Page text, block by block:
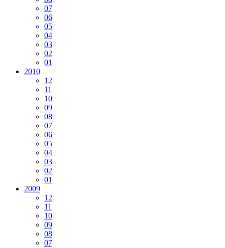
07
06
05
04
03
02
01
2010
12
11
10
09
08
07
06
05
04
03
02
01
2009
12
11
10
09
08
07